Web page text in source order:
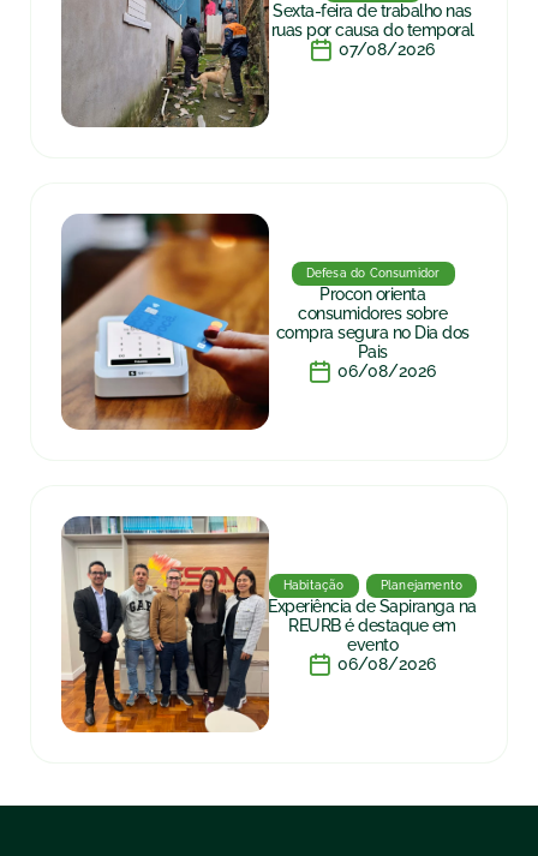
Sexta-feira de trabalho nas
ruas por causa do temporal
07/08/2026
Defesa do Consumidor
Procon orienta
consumidores sobre
compra segura no Dia dos
Pais
06/08/2026
Habitação Planejamento
Experiência de Sapiranga na
REURB é destaque em
evento
06/08/2026